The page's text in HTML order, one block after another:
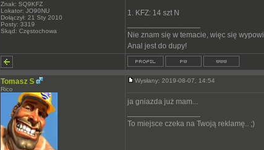
Znak: SQ9KFZ
Lokator: JO90NU
Dołączył: 21 Sty 2010
Posty: 3319
Skąd: Częstochowa
1. KFZ: 14 szt N
Nie znam się w temacie, więc się
Anal jest do dupy!
Tomasz S
Rico
Wysłany: 2019-08-07, 14:54
ja gniazda już mam...
To miejsce czeka na Twoją reklamę.. ;)